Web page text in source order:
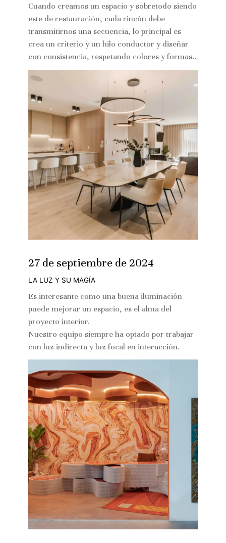
Cuando creamos un espacio y sobretodo siendo
este de restauración, cada rincón debe
transmitirnos una secuencia, lo principal es
crea un criterio y un hilo conductor y diseñar
con consistencia, respetando colores y formas..
27 de septiembre de 2024
LA LUZ Y SU MAGÍA
Es interesante como una buena iluminación
puede mejorar un espacio, es el alma del
proyecto interior.
Nuestro equipo siempre ha optado por trabajar
con luz indirecta y luz focal en interacción.